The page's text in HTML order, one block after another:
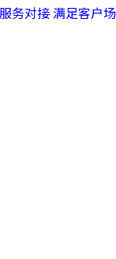
务对接 满足客户